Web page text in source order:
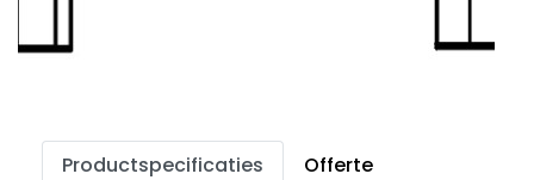
Productspecificaties
Offerte